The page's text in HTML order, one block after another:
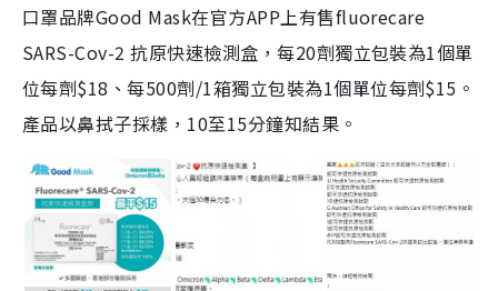
口罩品牌Good Mask在官方APP上有售fluorecare
SARS-Cov-2 抗原快速檢測盒，每20劑獨立包裝為1個單
位每劑$18、每500劑/1箱獨立包裝為1個單位每劑$15。
產品以鼻拭子採樣，10至15分鐘知結果。